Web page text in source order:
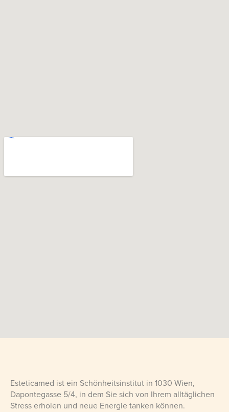
Esteticamed ist ein Schönheitsinstitut in 1030 Wien,
Dapontegasse 5/4, in dem Sie sich von Ihrem alltäglichen
Stress erholen und neue Energie tanken können.